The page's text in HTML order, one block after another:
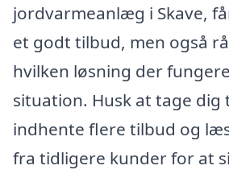
jordvarmeanlæg i Skave,
et godt tilbud, men også
hvilken løsning der
situation. Husk at tage dig
indhente flere tilbud og
fra tidligere kunder for at